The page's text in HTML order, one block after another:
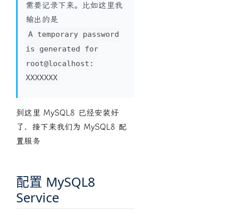
需要记录下来。比如这里我
输出的是
A temporary password
is generated for
root@localhost:
XXXXXXX
到这里 MySQL8 已经安装好
了，接下来我们为 MySQL8 配
置服务
配置 MySQL8
Service